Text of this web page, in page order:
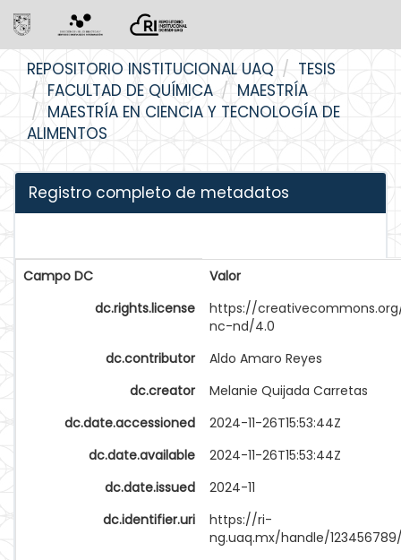
navigation
REPOSITORIO INSTITUCIONAL UAQ
TESIS
FACULTAD DE QUÍMICA
MAESTRÍA
MAESTRÍA EN CIENCIA Y TECNOLOGÍA DE
ALIMENTOS
Registro completo de metadatos
Campo DC
Valor
dc.rights.license
https://
nc-nd/4.0
dc.contributor
Aldo Amaro Reyes
dc.creator
Melanie Quijada Carretas
dc.date.accessioned
2024-11-26T15:53:44Z
dc.date.available
2024-11-26T15:53:44Z
dc.date.issued
2024-11
dc.identifier.uri
https://ri-
ng.uaq.mx/handle/123456789/